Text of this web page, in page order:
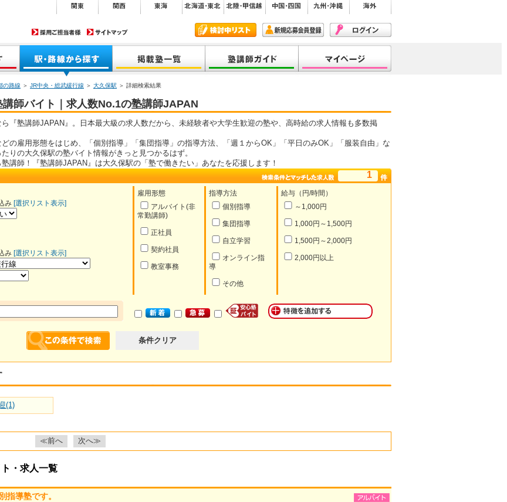
の路線 ＞ JR中央・総武緩行線 ＞ 大久保駅 ＞ 詳細検索結果
講師バイト｜求人数No.1の塾講師JAPAN
『塾講師JAPAN』。日本最大級の求人数だから、未経験者や大学生歓迎の塾や、高時給の求人情報も多数掲
の雇用形態をはじめ、「個別指導」「集団指導」の指導方法、「週１からOK」「平日のみOK」「服装自由」な
りの大久保駅の塾バイト情報がきっと見つかるはず。
講師！『塾講師JAPAN』は大久保駅の「塾で働きたい」あなたを応援します！
1
み [選択リスト表示]
雇用形態
アルバイト(非
常勤講師)
正社員
契約社員
教室事務
指導方法
個別指導
集団指導
自立学習
オンライン指
導
その他
給与（円/時間）
～1,000円
1,000円～1,500円
1,500円～2,000円
2,000円以上
み [選択リスト表示]
条件クリア
(1)
≪前へ 次へ≫
・求人一覧
指導塾です。